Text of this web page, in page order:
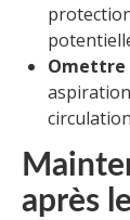
Omettre
après